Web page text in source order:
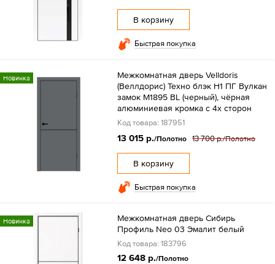
В корзину
Быстрая покупка
Новинка
Межкомнатная дверь Velldoris
(Веллдорис) Техно блэк H1 ПГ Вулкан
замок M1895 BL (черный), чёрная
алюминиевая кромка с 4х сторон
Код товара: 187951
13 015 р./Полотно 13 700 р./Полотно
В корзину
Быстрая покупка
Новинка
Межкомнатная дверь Сибирь
Профиль Neo 03 Эмалит белый
Код товара: 183796
12 648 р./Полотно